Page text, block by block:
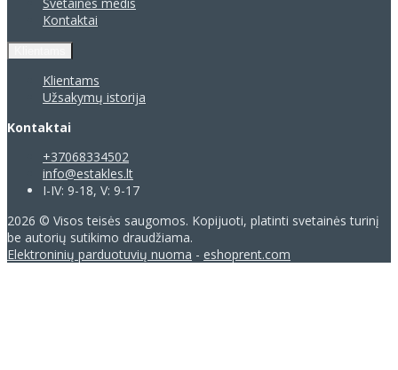
Kontaktai
Klientams
Užsakymų istorija
Kontaktai
+37068334502
info@estakles.lt
I-IV: 9-18, V: 9-17
2026 © Visos teisės saugomos. Kopijuoti, platinti svetainės turinį
be autorių sutikimo draudžiama.
Elektroninių parduotuvių nuoma - eshoprent.com